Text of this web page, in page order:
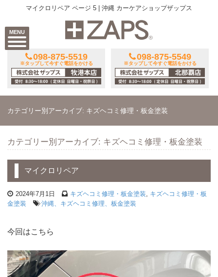
MENU
マイクロリペア ページ 5 | 沖縄 カーケアショップザップス
098-875-5519
※タップして今すぐ電話をかける
098-875-5549
※タップして今すぐ電話をかける
カテゴリー別アーカイブ: キズヘコミ修理・板金塗装
カテゴリー別アーカイブ: キズヘコミ修理・板金塗装
マイクロリペア
2024年7月1日 キズヘコミ修理・板金塗装
キズヘコミ修理・板
金塗装
沖縄、キズヘコミ修理、板金塗装
今回はこちら